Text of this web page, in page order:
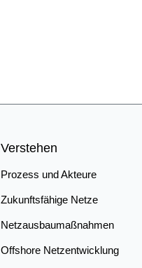
Verstehen
Prozess und Akteure
Zukunftsfähige Netze
Netzausbaumaßnahmen
Offshore Netzentwicklung